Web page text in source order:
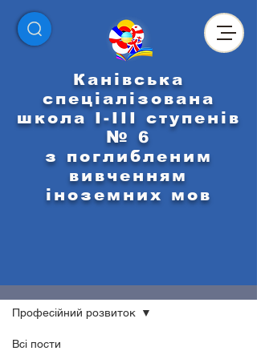
Канівська
спеціалізована
школа І-ІІІ ступенів
№ 6
з поглибленим
вивченням
іноземних мов
Всі пости
Професійний розвиток